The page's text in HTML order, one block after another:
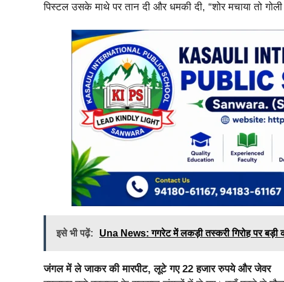
पिस्टल उसके माथे पर तान दी और धमकी दी, “शोर मचाया तो गोली
इसे भी पढ़ें: Una News: गगरेट में लकड़ी तस्करी गिरोह पर बड़ी
जंगल में ले जाकर की मारपीट, लूटे गए 22 हजार रुपये और जेवर